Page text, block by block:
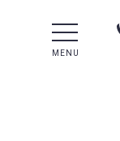
MENU